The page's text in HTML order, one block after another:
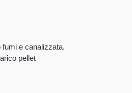
e canalizzata.
pellet